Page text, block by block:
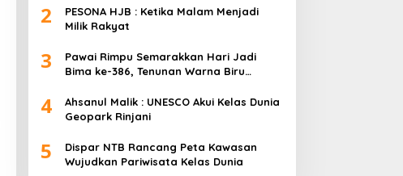
2
PESONA HJB : Ketika Malam Menjadi
Milik Rakyat
3
Pawai Rimpu Semarakkan Hari Jadi
Bima ke-386, Tenunan Warna Biru
4
Ahsanul Malik : UNESCO Akui Kelas Dunia
Geopark Rinjani
5
Dispar NTB Rancang Peta Kawasan
Wujudkan Pariwisata Kelas Dunia